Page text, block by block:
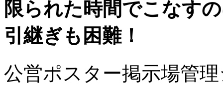
限られた時間でこなす
引継ぎも困難！
公営ポスター掲示場管